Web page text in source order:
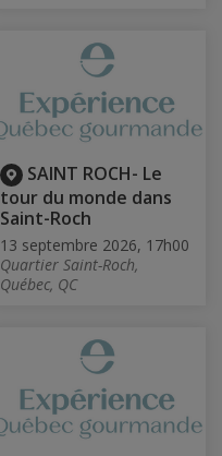
SAINT ROCH- Le
tour du monde dans
Saint-Roch
13 septembre 2026, 17h00
Quartier Saint-Roch,
Québec, QC